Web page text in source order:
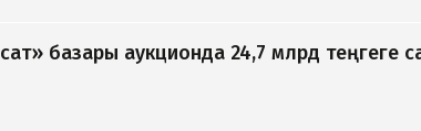
базары аукционда 24,7 млрд теңгеге